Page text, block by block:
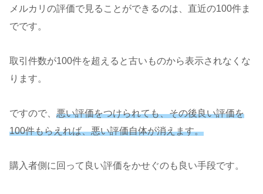
メルカリの評価で見ることができるのは、直近の100件ま
でです。
取引件数が100件を超えると古いものから表示されなくな
ります。
ですので、 悪い評価をつけられても、その後良い評価を
100件もらえれば、悪い評価自体が消えます。
購入者側に回って良い評価をかせぐのも良い手段です。